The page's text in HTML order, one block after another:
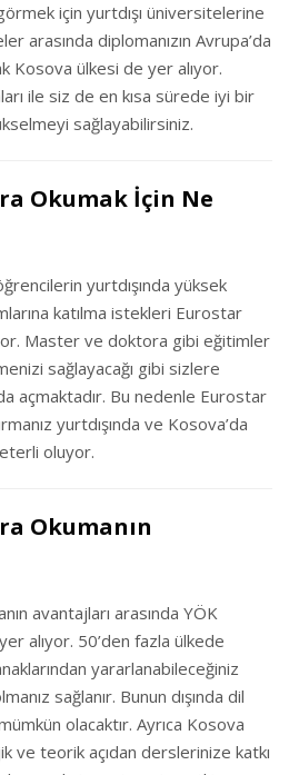
için yurtdışı üniversitelerine
arasında diplomanızın Avrupa’da
Kosova ülkesi de yer alıyor.
ile siz de en kısa sürede iyi bir
sağlayabilirsiniz.
Okumak İçin Ne
yurtdışında yüksek
katılma istekleri Eurostar
Master ve doktora gibi eğitimler
sağlayacağı gibi sizlere
açmaktadır. Bu nedenle Eurostar
yurtdışında ve Kosova’da
oluyor.
Okumanın
avantajları arasında YÖK
alıyor. 50’den fazla ülkede
yararlanabileceğiniz
sağlanır. Bunun dışında dil
olacaktır. Ayrıca Kosova
ve teorik açıdan derslerinize katkı